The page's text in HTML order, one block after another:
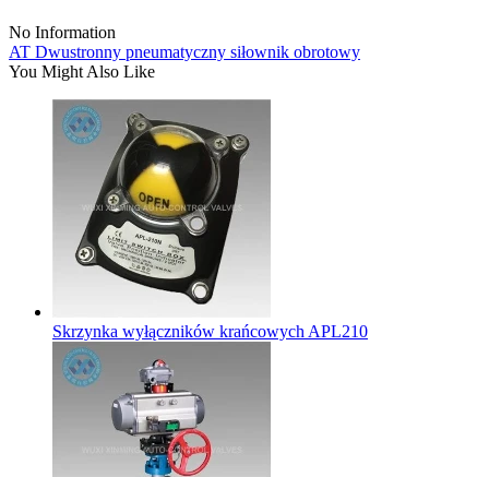
No Information
AT Dwustronny pneumatyczny siłownik obrotowy
You Might Also Like
Skrzynka wyłączników krańcowych APL210